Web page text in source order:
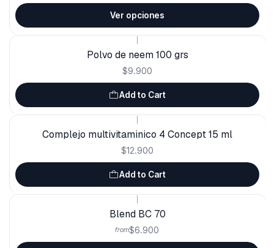
Ver opciones
Polvo de neem 100 grs
$9.900
Add to Cart
Complejo multivitaminico 4 Concept 15 ml
$12.900
Add to Cart
Blend BC 70
from$6.900